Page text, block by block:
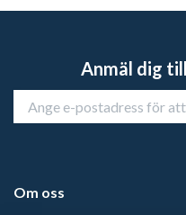
Anmäl dig
Om oss